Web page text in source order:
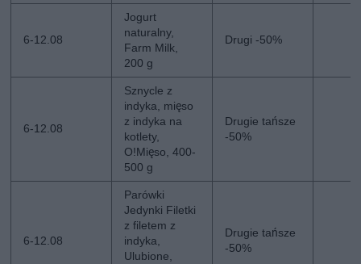
6-12.08
Jogurt
naturalny,
Farm Milk,
200 g
Drugi -50%
6-12.08
Sznycle z
indyka, mięso
z indyka na
kotlety,
O!Mięso, 400-
500 g
Drugie tańsze
-50%
6-12.08
Parówki
Jedynki Filetki
z filetem z
indyka,
Ulubione,
Drugie tańsze
-50%